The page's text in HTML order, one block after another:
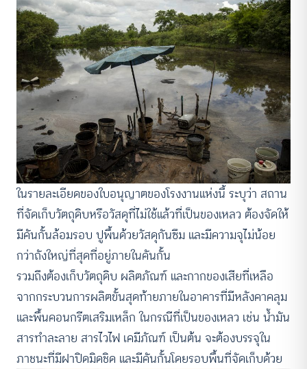
ในรายละเอียดของใบอนุญาตของโรงงานแห่งนี้ ระบุว่า สถาน
ที่จัดเก็บวัตถุดิบหรือวัสดุที่ไม่ใช้แล้วที่เป็นของเหลว ต้องจัดให้
มีคันกั้นล้อมรอบ ปูพื้นด้วยวัสดุกันซึม และมีความจุไม่น้อย
กว่าถังใหญ่ที่สุดที่อยู่ภายในคันกั้น
รวมถึงต้องเก็บวัตถุดิบ ผลิตภัณฑ์ และกากของเสียที่เหลือ
จากกระบวนการผลิตขั้นสุดท้ายภายในอาคารที่มีหลังคาคลุม
และพื้นคอนกรีตเสริมเหล็ก ในกรณีที่เป็นของเหลว เช่น น้ำมัน
สารทำละลาย สารไวไฟ เคมีภัณฑ์ เป็นต้น จะต้องบรรจุใน
ภาชนะที่มีฝาปิดมิดชิด และมีคันกั้นโดยรอบพื้นที่จัดเก็บด้วย